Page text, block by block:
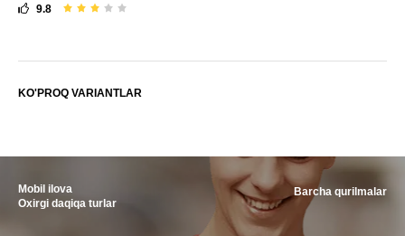
9.8
KO'PROQ VARIANTLAR
Mobil ilova
Oxirgi daqiqa turlar
Barcha qurilmalar